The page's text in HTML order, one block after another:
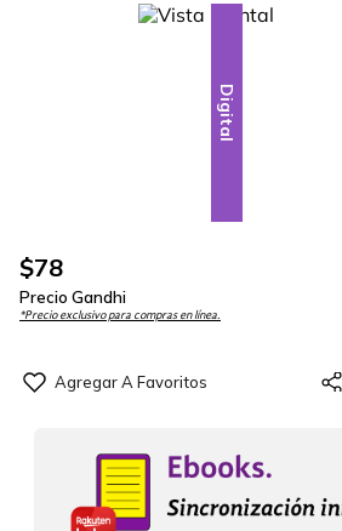
Digital
$78
Precio Gandhi
*Precio exclusivo para compras en línea.